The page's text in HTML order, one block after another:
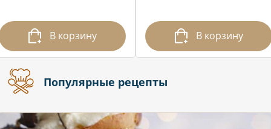
В корзину В корзину
Популярные рецепты